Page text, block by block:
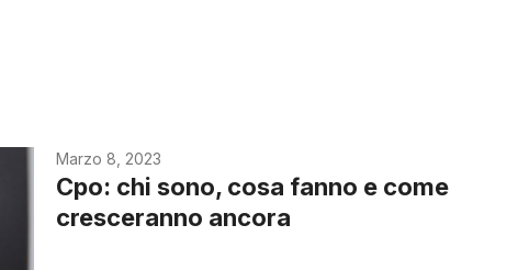
Marzo 8, 2023
Cpo: chi sono, cosa fanno e come
cresceranno ancora